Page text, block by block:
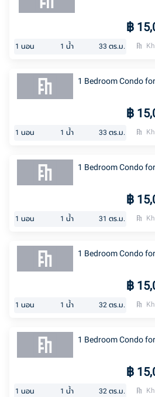
฿
1 นอน 1 น้ำ 33 ตร.ม.
1 Bedroom Condo
฿
1 นอน 1 น้ำ 33 ตร.ม.
1 Bedroom Condo
฿
1 นอน 1 น้ำ 31 ตร.ม.
1 Bedroom Condo
฿
1 นอน 1 น้ำ 32 ตร.ม.
1 Bedroom Condo
฿
1 นอน 1 น้ำ 32 ตร.ม.